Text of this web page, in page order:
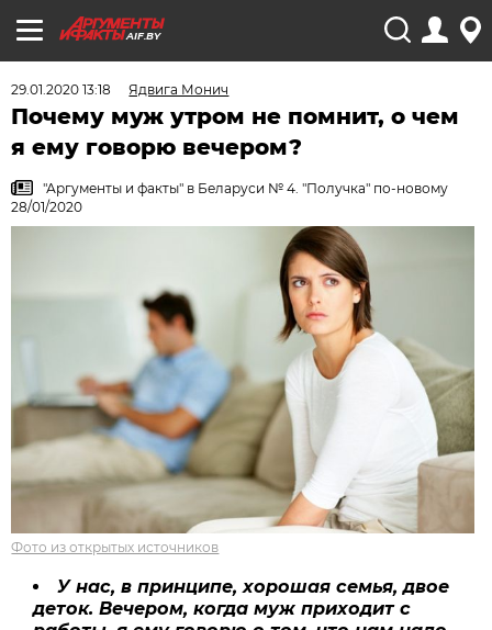
AIF.BY
29.01.2020 13:18 Ядвига Монич
Почему муж утром не помнит, о чем
я ему говорю вечером?
"Аргументы и факты" в Беларуси № 4. "Получка" по-новому
28/01/2020
Фото из открытых источников
У нас, в принципе, хорошая семья, двое
деток. Вечером, когда муж приходит с